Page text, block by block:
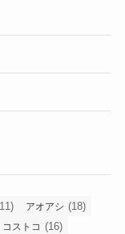
アオアシ (18)
コストコ (16)